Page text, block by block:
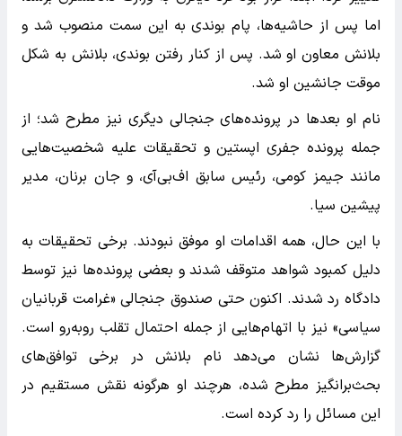
اما پس از حاشیه‌ها، پام بوندی به این سمت منصوب شد و
بلانش معاون او شد. پس از کنار رفتن بوندی، بلانش به شکل
موقت جانشین او شد.
نام او بعدها در پرونده‌های جنجالی دیگری نیز مطرح شد؛ از
جمله پرونده جفری اپستین و تحقیقات علیه شخصیت‌هایی
مانند جیمز کومی، رئیس سابق اف‌بی‌آی، و جان برنان، مدیر
پیشین سیا.
با این حال، همه اقدامات او موفق نبودند. برخی تحقیقات به
دلیل کمبود شواهد متوقف شدند و بعضی پرونده‌ها نیز توسط
دادگاه رد شدند. اکنون حتی صندوق جنجالی «غرامت قربانیان
سیاسی» نیز با اتهام‌هایی از جمله احتمال تقلب روبه‌رو است.
گزارش‌ها نشان می‌دهد نام بلانش در برخی توافق‌های
بحث‌برانگیز مطرح شده، هرچند او هرگونه نقش مستقیم در
این مسائل را رد کرده است.